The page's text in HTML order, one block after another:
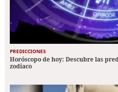
PREDICCIONES
Horóscopo de hoy: Descubre las
zodiaco